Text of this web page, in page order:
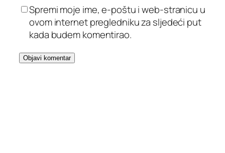
Spremi moje ime, e-poštu i web-stranicu u
ovom internet pregledniku za sljedeći put
kada budem komentirao.